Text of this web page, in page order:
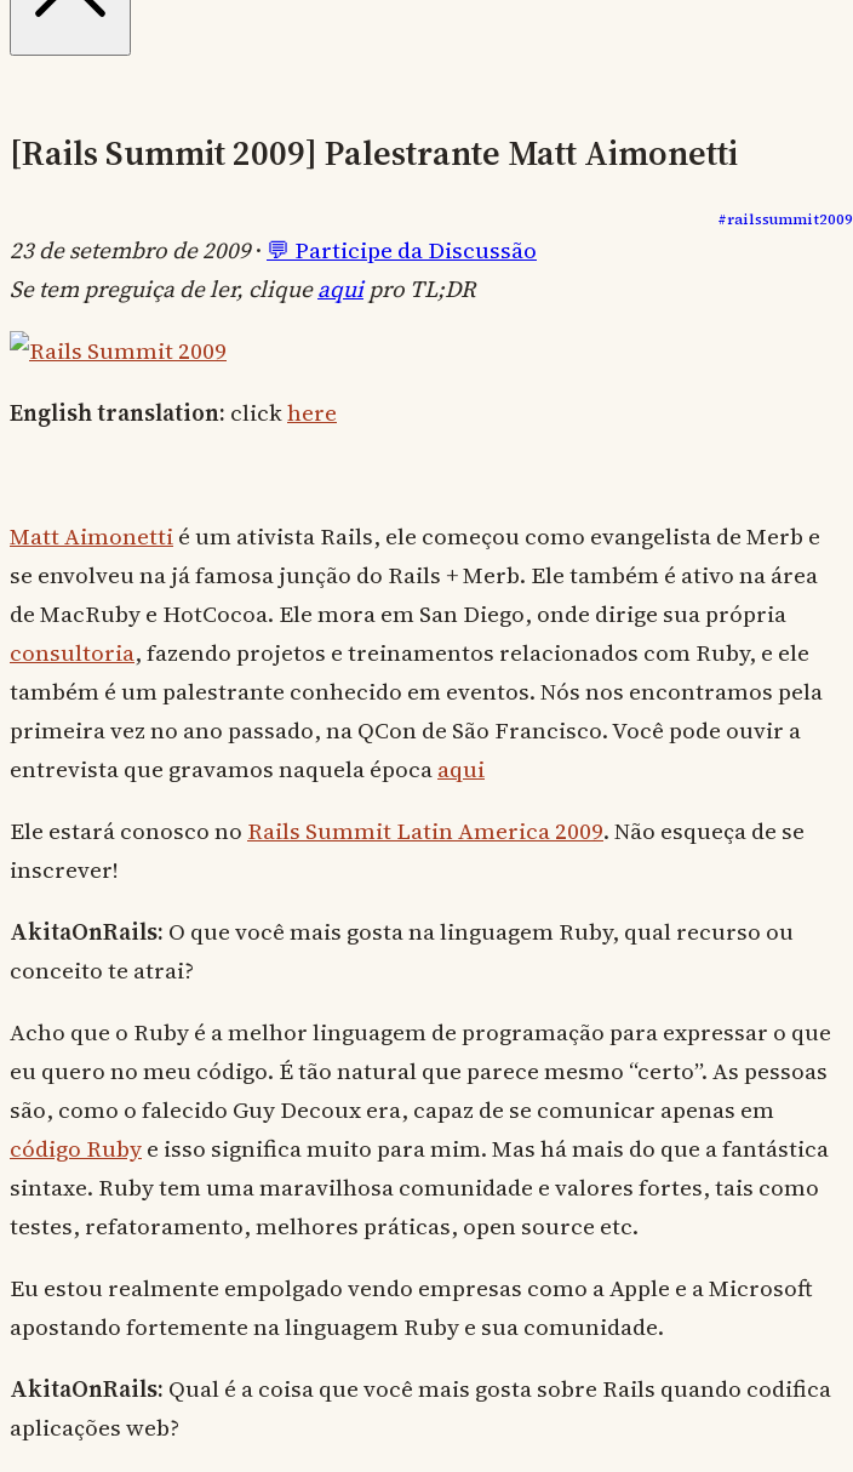
[Rails Summit 2009] Palestrante Matt Aimonetti
#railssummit2009
23 de setembro de 2009· 💬 Participe da Discussão
Se tem preguiça de ler, cliqueaquipro TL;DR
English translation: clickhere
Matt Aimonettié um ativista Rails, ele começou como evangelista de Merb e
se envolveu na já famosa junção do Rails + Merb. Ele também é ativo na área
de MacRuby e HotCocoa. Ele mora em San Diego, onde dirige sua própria
consultoria, fazendo projetos e treinamentos relacionados com Ruby, e ele
também é um palestrante conhecido em eventos. Nós nos encontramos pela
primeira vez no ano passado, na QCon de São Francisco. Você pode ouvir a
entrevista que gravamos naquela épocaaqui
Ele estará conosco no Rails Summit Latin America 2009. Não esqueça de se
inscrever!
AkitaOnRails: O que você mais gosta na linguagem Ruby, qual recurso ou
conceito te atrai?
Acho que o Ruby é a melhor linguagem de programação para expressar o que
eu quero no meu código. É tão natural que parece mesmo “certo”. As pessoas
são, como o falecido Guy Decoux era, capaz de se comunicar apenas em
código Rubye isso significa muito para mim. Mas há mais do que a fantástica
sintaxe. Ruby tem uma maravilhosa comunidade e valores fortes, tais como
testes, refatoramento, melhores práticas, open source etc.
Eu estou realmente empolgado vendo empresas como a Apple e a Microsoft
apostando fortemente na linguagem Ruby e sua comunidade.
AkitaOnRails: Qual é a coisa que você mais gosta sobre Rails quando codifica
aplicações web?